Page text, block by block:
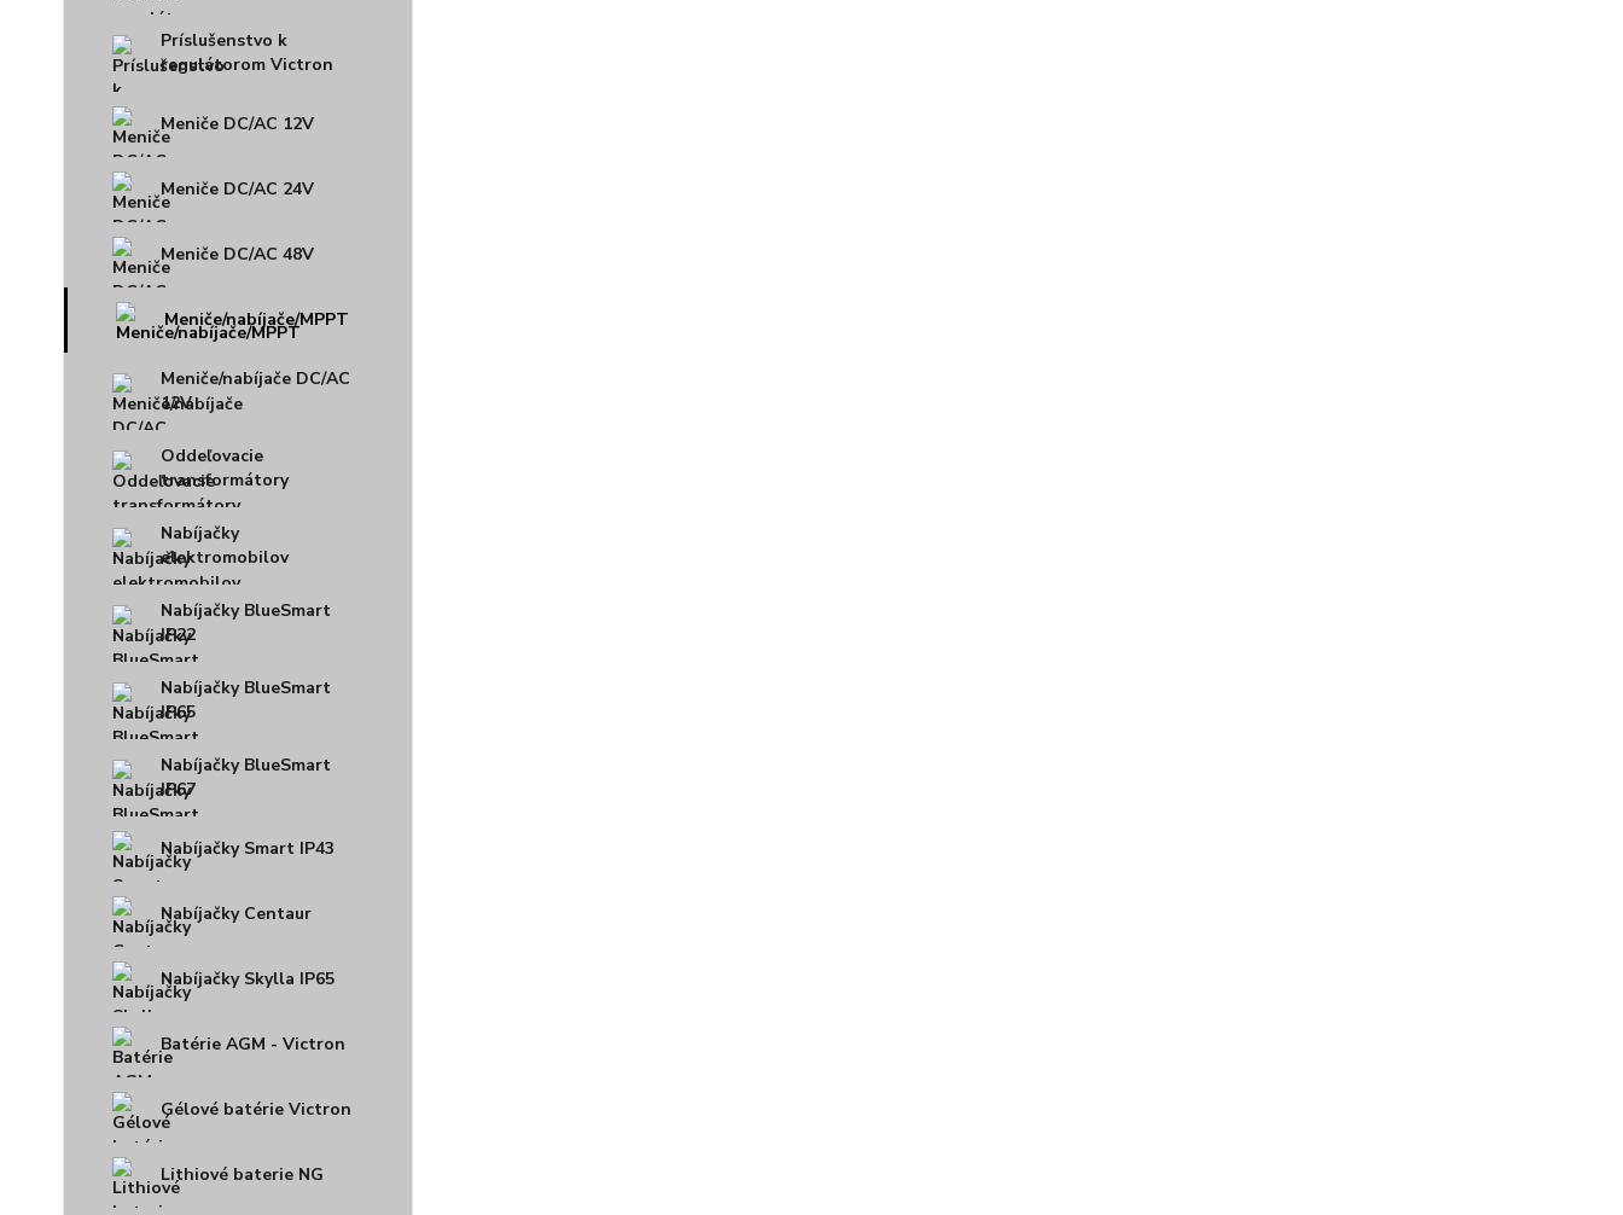
Príslušenstvo k
regulátorom Victron
Meniče DC/AC 12V
Meniče DC/AC 24V
Meniče DC/AC 48V
Meniče/nabíjače/MPPT
Meniče/nabíjače DC/AC
12V
Oddeľovacie
transformátory
Nabíjačky
elektromobilov
Nabíjačky BlueSmart
IP22
Nabíjačky BlueSmart
IP65
Nabíjačky BlueSmart
IP67
Nabíjačky Smart IP43
Nabíjačky Centaur
Nabíjačky Skylla IP65
Batérie AGM - Victron
Gélové batérie Victron
Lithiové baterie NG